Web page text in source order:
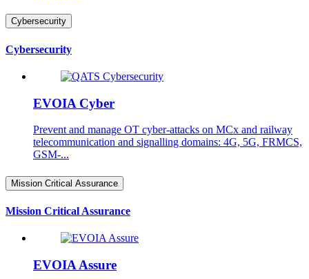
Cybersecurity
Cybersecurity
EVOIA Cyber
Prevent and manage OT cyber-attacks on MCx and railway
telecommunication and signalling domains: 4G, 5G, FRMCS,
GSM-...
Mission Critical Assurance
Mission Critical Assurance
EVOIA Assure